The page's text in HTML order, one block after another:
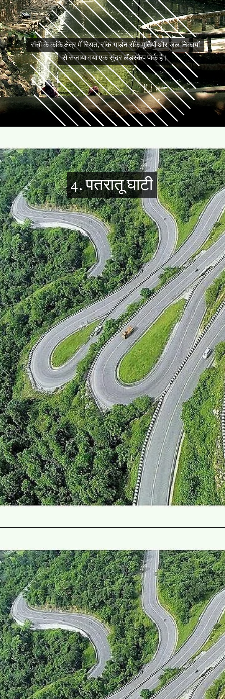
रांची के कांके क्षेत्र में स्थित, रॉक गार्डन रॉक मूर्तियों और जल निकायों
से सजाया गया एक सुंदर लैंडस्केप पार्क है।
रांची के कांके क्षेत्र में स्थित, रॉक गार्डन रॉक मूर्तियों और जल निकायों
से सजाया गया एक सुंदर लैंडस्केप पार्क है।
4. पतरातू घाटी
4. पतरातू घाटी